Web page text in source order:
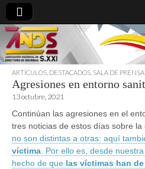
directoresdeseguridad.es
ARTÍCULOS DESTACADOS SALA DE PRENSA
Agresiones en entorno
13 octubre, 2021
Continúan las agresiones en el
tres noticias de estos días sobre la
no son distintas a otras: aquí
víctima . Por ello es, desde
hecho de que las víctimas han